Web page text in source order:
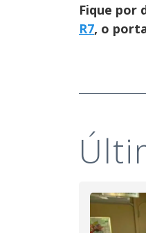
Fique por
R7, o